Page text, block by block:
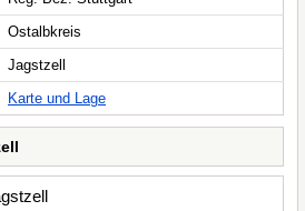
Ostalbkreis
Jagstzell
Karte und Lage